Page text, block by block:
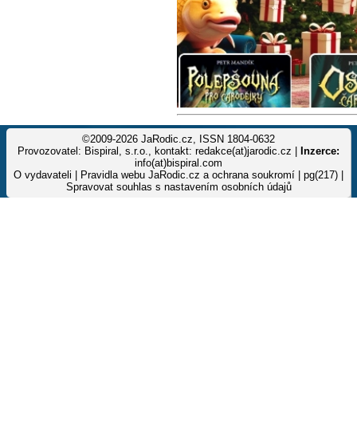
©2009-2026 JaRodic.cz, ISSN 1804-0632
Provozovatel: Bispiral, s.r.o., kontakt: redakce(at)jarodic.cz |
Inzerce:
info(at)bispiral.com
O vydavateli
Pravidla webu JaRodic.cz a ochrana soukromí | pg(217) |
Spravovat souhlas s nastavením osobních údajů